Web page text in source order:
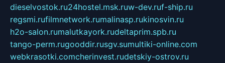
dieselvostok.ru24hostel.msk.ruw-dev.ruf-ship.ru
regsmi.rufilmnetwork.rumalinasp.rukinosvin.ru
h2o-salon.rumalutkayork.rudeltaprim.spb.ru
tango-perm.rugooddir.rusgv.sumultiki-online.com
webkrasotki.comcherinvest.rudetskiy-ostrov.ru